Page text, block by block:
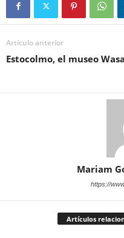
Artículo anterior
Estocolmo, el museo Wasa
Mariam
https://
Artículos